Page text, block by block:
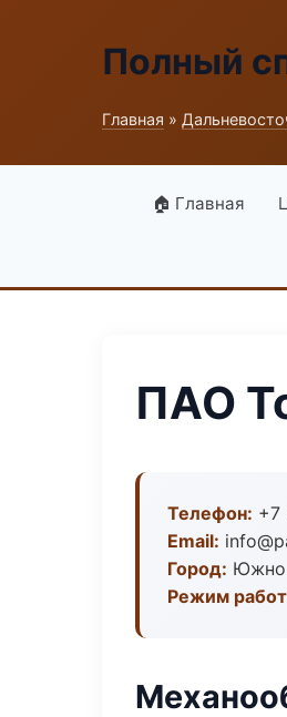
Полный
Главная »
🏠 Главная
ПАО
Телефон: +7
Email:
Город:
Режим